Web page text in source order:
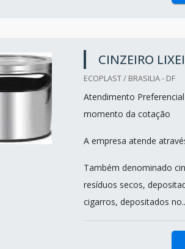
CINZEIRO
ECOPLAST / BRASILIA - DF
Atendimento
momento da cotação
A empresa atende
Também denominado
resíduos secos,
cigarros, depositados